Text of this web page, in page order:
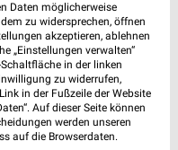
Daten möglicherweise
zu widersprechen, öffnen
akzeptieren, ablehnen
„Einstellungen verwalten“
in der linken
zu widerrufen,
in der Fußzeile der Website
Auf dieser Seite können
werden unseren
auf die Browserdaten.